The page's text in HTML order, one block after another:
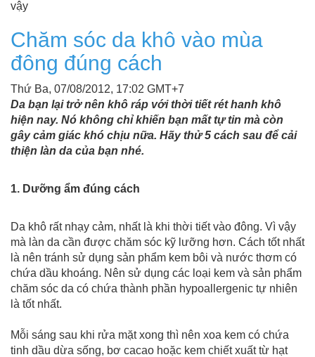
vậy
Chăm sóc da khô vào mùa
đông đúng cách
Thứ Ba, 07/08/2012, 17:02 GMT+7
Da bạn lại trở nên khô ráp với thời tiết rét hanh khô
hiện nay. Nó không chỉ khiến bạn mất tự tin mà còn
gây cảm giác khó chịu nữa. Hãy thử 5 cách sau để cải
thiện làn da của bạn nhé.
1. Dưỡng ẩm đúng cách
Da khô rất nhạy cảm, nhất là khi thời tiết vào đông. Vì vậy
mà làn da cần được chăm sóc kỹ lưỡng hơn. Cách tốt nhất
là nên tránh sử dụng sản phẩm kem bôi và nước thơm có
chứa dầu khoáng. Nên sử dụng các loại kem và sản phẩm
chăm sóc da có chứa thành phần hypoallergenic tự nhiên
là tốt nhất.
Mỗi sáng sau khi rửa mặt xong thì nên xoa kem có chứa
tinh dầu dừa sống, bơ cacao hoặc kem chiết xuất từ hạt